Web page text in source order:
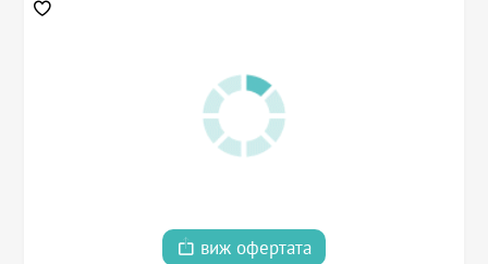
виж офертата